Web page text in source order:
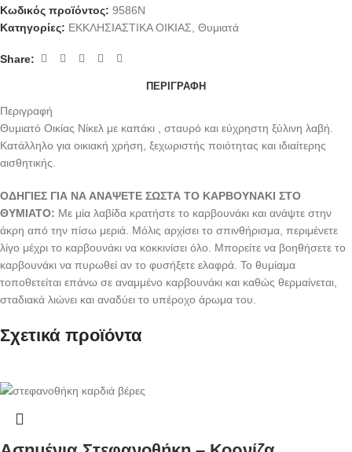
Κωδικός προϊόντος: 9586Ν
Κατηγορίες: ΕΚΚΛΗΣΙΑΣΤΙΚΑ ΟΙΚΙΑΣ, Θυμιατά
Share:
ΠΕΡΙΓΡΑΦΉ
Περιγραφή
Θυμιατό Οικίας Νίκελ με καπάκι , σταυρό και εύχρηστη ξύλινη λαβή.
Κατάλληλο για οικιακή χρήση, ξεχωριστής ποιότητας και ιδιαίτερης
αισθητικής.
ΟΔΗΓΙΕΣ ΓΙΑ ΝΑ ΑΝΑΨΕΤΕ ΣΩΣΤΑ ΤΟ ΚΑΡΒΟΥΝΑΚΙ ΣΤΟ
ΘΥΜΙΑΤΟ: Με μία λαβίδα κρατήστε το καρβουνάκι και ανάψτε στην
άκρη από την πίσω μεριά. Μόλις αρχίσει το σπινθήρισμα, περιμένετε
λίγο μέχρι το καρβουνάκι να κοκκινίσει όλο. Μπορείτε να βοηθήσετε το
καρβουνάκι να πυρωθεί αν το φυσήξετε ελαφρά. Το θυμίαμα
τοποθετείται επάνω σε αναμμένο καρβουνάκι και καθώς θερμαίνεται,
σταδιακά λιώνει και αναδύει το υπέροχο άρωμα του.
Σχετικά προϊόντα